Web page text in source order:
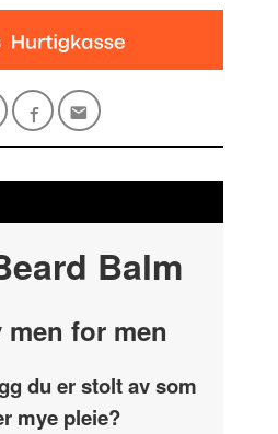
Balm
men for men
du er stolt av som
mye pleie?